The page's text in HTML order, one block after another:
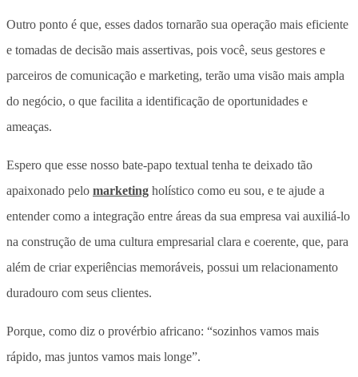
Outro ponto é que, esses dados tornarão sua operação mais eficiente
e tomadas de decisão mais assertivas, pois você, seus gestores e
parceiros de comunicação e marketing, terão uma visão mais ampla
do negócio, o que facilita a identificação de oportunidades e
ameaças.
Espero que esse nosso bate-papo textual tenha te deixado tão
apaixonado pelo marketing holístico como eu sou, e te ajude a
entender como a integração entre áreas da sua empresa vai auxiliá-lo
na construção de uma cultura empresarial clara e coerente, que, para
além de criar experiências memoráveis, possui um relacionamento
duradouro com seus clientes.
Porque, como diz o provérbio africano: “sozinhos vamos mais
rápido, mas juntos vamos mais longe”.